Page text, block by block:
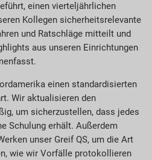
einen vierteljährlichen
Kollegen sicherheitsrelevante
und Ratschläge mitteilt und
aus unseren Einrichtungen
einen standardisierten
Wir aktualisieren den
um sicherzustellen, dass jedes
Schulung erhält. Außerdem
unser Greif QS, um die Art
wie wir Vorfälle protokollieren